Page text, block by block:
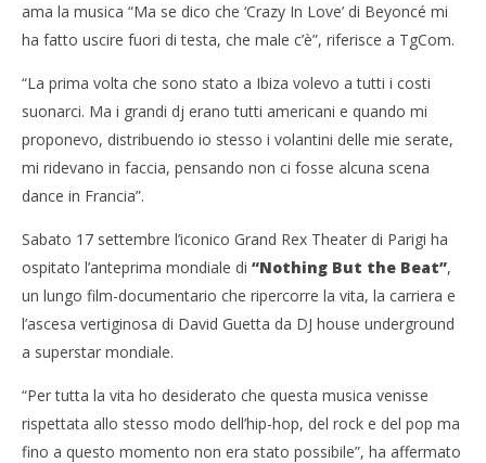
NOW VIEWING
Docu-film su David Guetta, “Nothing But the Beat”
21/09/2011
ama la musica “Ma se dico che ‘Crazy In Love’ di Beyoncé mi
ha fatto uscire fuori di testa, che male c’è”, riferisce a TgCom.
“La prima volta che sono stato a Ibiza volevo a tutti i costi
suonarci. Ma i grandi dj erano tutti americani e quando mi
proponevo, distribuendo io stesso i volantini delle mie serate,
mi ridevano in faccia, pensando non ci fosse alcuna scena
dance in Francia”.
Sabato 17 settembre l’iconico Grand Rex Theater di Parigi ha
ospitato l’anteprima mondiale di “Nothing But the Beat”,
un lungo film-documentario che ripercorre la vita, la carriera e
l’ascesa vertiginosa di David Guetta da DJ house underground
a superstar mondiale.
“Per tutta la vita ho desiderato che questa musica venisse
rispettata allo stesso modo dell’hip-hop, del rock e del pop ma
fino a questo momento non era stato possibile”, ha affermato